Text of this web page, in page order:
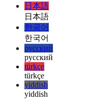
magyar
magyar
italiano
italiano
日本語
日本語
한국어
한국어
русский
русский